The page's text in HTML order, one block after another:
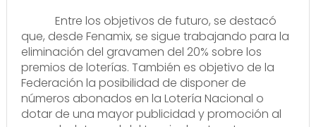
Entre los objetivos de futuro, se destacó
que, desde Fenamix, se sigue trabajando para la
eliminación del gravamen del 20% sobre los
premios de loterías. También es objetivo de la
Federación la posibilidad de disponer de
números abonados en la Lotería Nacional o
dotar de una mayor publicidad y promoción al